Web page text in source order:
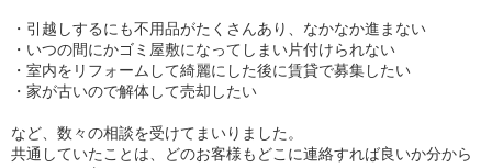
・引越しするにも不用品がたくさんあり、なかなか進まない
・いつの間にかゴミ屋敷になってしまい片付けられない
・室内をリフォームして綺麗にした後に賃貸で募集したい
・家が古いので解体して売却したい
など、数々の相談を受けてまいりました。
共通していたことは、どのお客様もどこに連絡すれば良いか分から